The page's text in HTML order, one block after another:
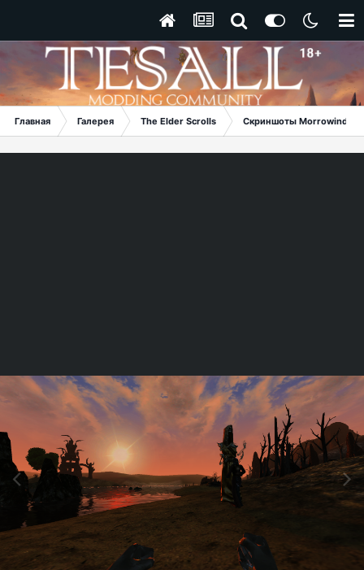
Главная Галерея The Elder Scrolls Скриншоты Morrowind